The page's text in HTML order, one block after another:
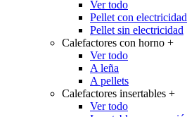
Ver todo
Pellet con electricidad
Pellet sin electricidad
Calefactores con horno +
Ver todo
A leña
A pellets
Calefactores insertables +
Ver todo